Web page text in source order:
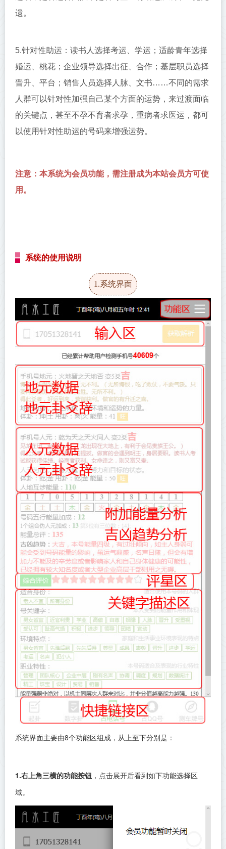
遗。
5.针对性助运：读书人选择考运、学运；适龄青年选择
婚运、桃花；企业领导选择出征、合作；基层职员选择
晋升、平台；销售人员选择人脉、文书……不同的需求
人群可以针对性加强自己某个方面的运势，来过渡面临
的关键点，甚至不孕不育者求孕，重病者求医运，都可
以使用针对性助运的号码来增强运势。
注意：本系统为会员功能，需注册成为本站会员方可使
用。
系统的使用说明
1.系统界面
系统界面主要由8个功能区组成，从上至下分别是：
1.右上角三横的功能按钮 ，点击展开后看到如下功能选择区
域。